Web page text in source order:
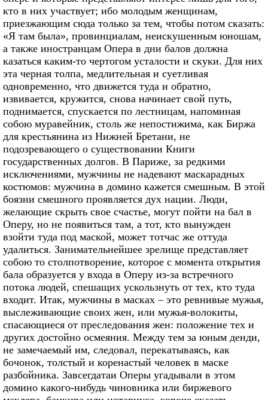
кто в них участвует; ибо молодым женщинам,
приезжающим сюда только за тем, чтобы потом сказать:
«Я там была», провинциалам, неискушенным юношам,
а также иностранцам Опера в дни балов должна
казаться каким-то чертогом усталости и скуки. Для них
эта черная толпа, медлительная и суетливая
одновременно, что движется туда и обратно,
извивается, кружится, снова начинает свой путь,
поднимается, спускается по лестницам, напоминая
собою муравейник, столь же непостижима, как Биржа
для крестьянина из Нижней Бретани, не
подозревающего о существовании Книги
государственных долгов. В Париже, за редкими
исключениями, мужчины не надевают маскарадных
костюмов: мужчина в домино кажется смешным. В этой
боязни смешного проявляется дух нации. Люди,
желающие скрыть свое счастье, могут пойти на бал в
Оперу, но не появиться там, а тот, кто вынужден
взойти туда под маской, может тотчас же оттуда
удалиться. Занимательнейшее зрелище представляет
собою то столпотворение, которое с момента открытия
бала образуется у входа в Оперу из-за встречного
потока людей, спешащих ускользнуть от тех, кто туда
входит. Итак, мужчины в масках – это ревнивые мужья,
выслеживающие своих жен, или мужья-волокиты,
спасающиеся от преследования жен: положение тех и
других достойно осмеяния. Между тем за юным денди,
не замечаемый им, следовал, перекатываясь, как
бочонок, толстый и коренастый человек в маске
разбойника. Завсегдатаи Оперы угадывали в этом
домино какого-нибудь чиновника или биржевого